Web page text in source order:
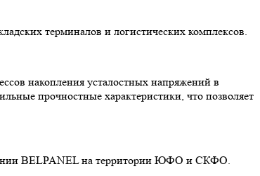
терминалов и логистических комплексов.
накопления усталостных напряжений в
прочностные характеристики, что позволяет
BELPANEL на территории ЮФО и СКФО.